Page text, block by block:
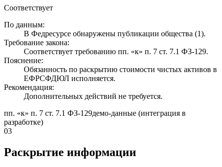
Соответствует
По данным:
В Федресурсе обнаружены публикации общества (1).
Требование закона:
Соответствует требованию пп. «к» п. 7 ст. 7.1 ФЗ-129.
Пояснение:
Обязанность по раскрытию стоимости чистых активов в
ЕФРСФДЮЛ исполняется.
Рекомендация:
Дополнительных действий не требуется.
пп. «к» п. 7 ст. 7.1 ФЗ-129демо-данные (интеграция в
разработке)
03
Раскрытие информации